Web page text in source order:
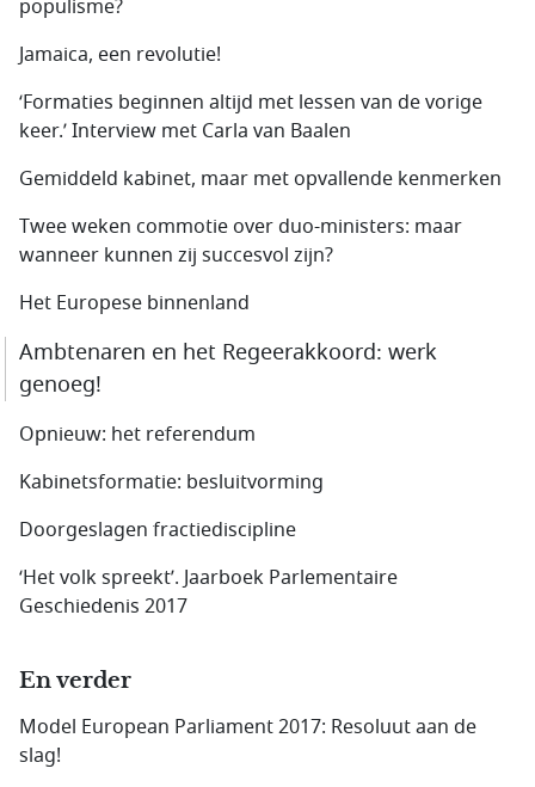
populisme?
Jamaica, een revolutie!
‘Formaties beginnen altijd met lessen van de vorige
keer.’ Interview met Carla van Baalen
Gemiddeld kabinet, maar met opvallende kenmerken
Twee weken commotie over duo-ministers: maar
wanneer kunnen zij succesvol zijn?
Het Europese binnenland
Ambtenaren en het Regeerakkoord: werk
genoeg!
Opnieuw: het referendum
Kabinetsformatie: besluitvorming
Doorgeslagen fractiediscipline
‘Het volk spreekt’. Jaarboek Parlementaire
Geschiedenis 2017
En verder
Model European Parliament 2017: Resoluut aan de
slag!